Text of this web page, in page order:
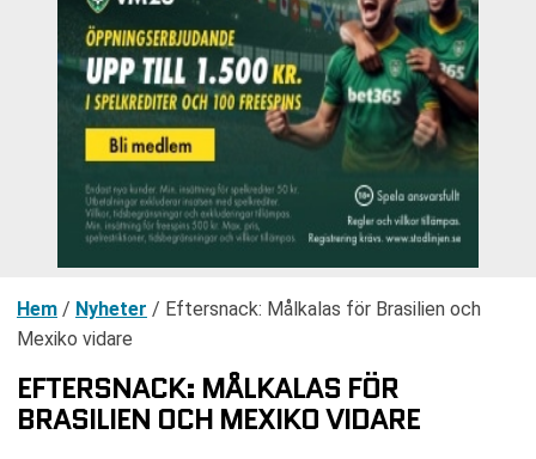
Hem / Nyheter / Eftersnack: Målkalas för Brasilien och
Mexiko vidare
EFTERSNACK: MÅLKALAS FÖR
BRASILIEN OCH MEXIKO VIDARE